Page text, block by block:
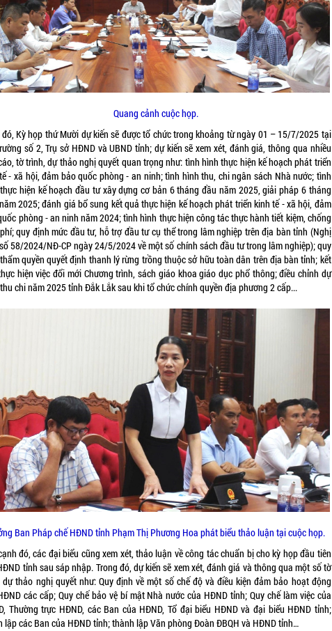
Quang cảnh cuộc họp.
đó, Kỳ họp thứ Mười dự kiến sẽ được tổ chức trong khoảng từ ngày 01 – 15/7/2025 tại
số 2, Trụ sở HĐND và UBND tỉnh; dự kiến sẽ xem xét, đánh giá, thông qua nhiều
tờ trình, dự thảo nghị quyết quan trọng như: tình hình thực hiện kế hoạch phát triển
- xã hội, đảm bảo quốc phòng - an ninh; tình hình thu, chi ngân sách Nhà nước; tình
hiện kế hoạch đầu tư xây dựng cơ bản 6 tháng đầu năm 2025, giải pháp 6 tháng
2025; đánh giá bổ sung kết quả thực hiện kế hoạch phát triển kinh tế - xã hội, đảm
phòng - an ninh năm 2024; tình hình thực hiện công tác thực hành tiết kiệm, chống
quy định mức đầu tư, hỗ trợ đầu tư cụ thể trong lâm nghiệp trên địa bàn tỉnh (Nghị
58/2024/NĐ-CP ngày 24/5/2024 về một số chính sách đầu tư trong lâm nghiệp); quy
quyền quyết định thanh lý rừng trồng thuộc sở hữu toàn dân trên địa bàn tỉnh; kết
hiện việc đổi mới Chương trình, sách giáo khoa giáo dục phổ thông; điều chỉnh dự
chi năm 2025 tỉnh Đắk Lắk sau khi tổ chức chính quyền địa phương 2 cấp...
Ban Pháp chế HĐND tỉnh Phạm Thị Phương Hoa phát biểu thảo luận tại cuộc họp.
đó, các đại biểu cũng xem xét, thảo luận về công tác chuẩn bị cho kỳ họp đầu tiên
tỉnh sau sáp nhập. Trong đó, dự kiến sẽ xem xét, đánh giá và thông qua một số tờ
dự thảo nghị quyết như: Quy định về một số chế độ và điều kiện đảm bảo hoạt động
các cấp; Quy chế bảo vệ bí mật Nhà nước của HĐND tỉnh; Quy chế làm việc của
Thường trực HĐND, các Ban của HĐND, Tổ đại biểu HĐND và đại biểu HĐND tỉnh;
lập các Ban của HĐND tỉnh; thành lập Văn phòng Đoàn ĐBQH và HĐND tỉnh…